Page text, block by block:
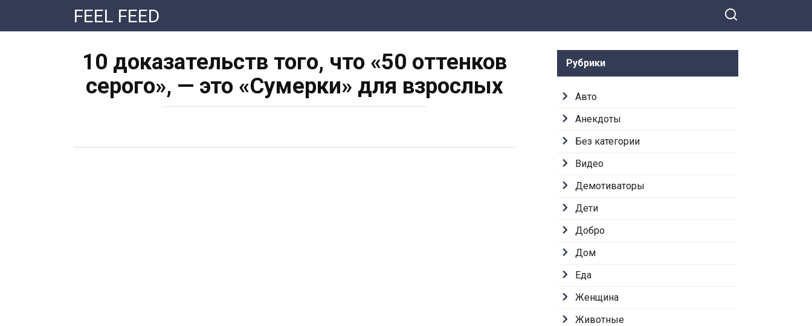
контенту
FEEL FEED
10 доказательств того, что «50 оттенков
серого», — это «Сумерки» для взрослых
Рубрики
Авто
Анекдоты
Без категории
Видео
Демотиваторы
Дети
Добро
Дом
Еда
Женщина
Животные